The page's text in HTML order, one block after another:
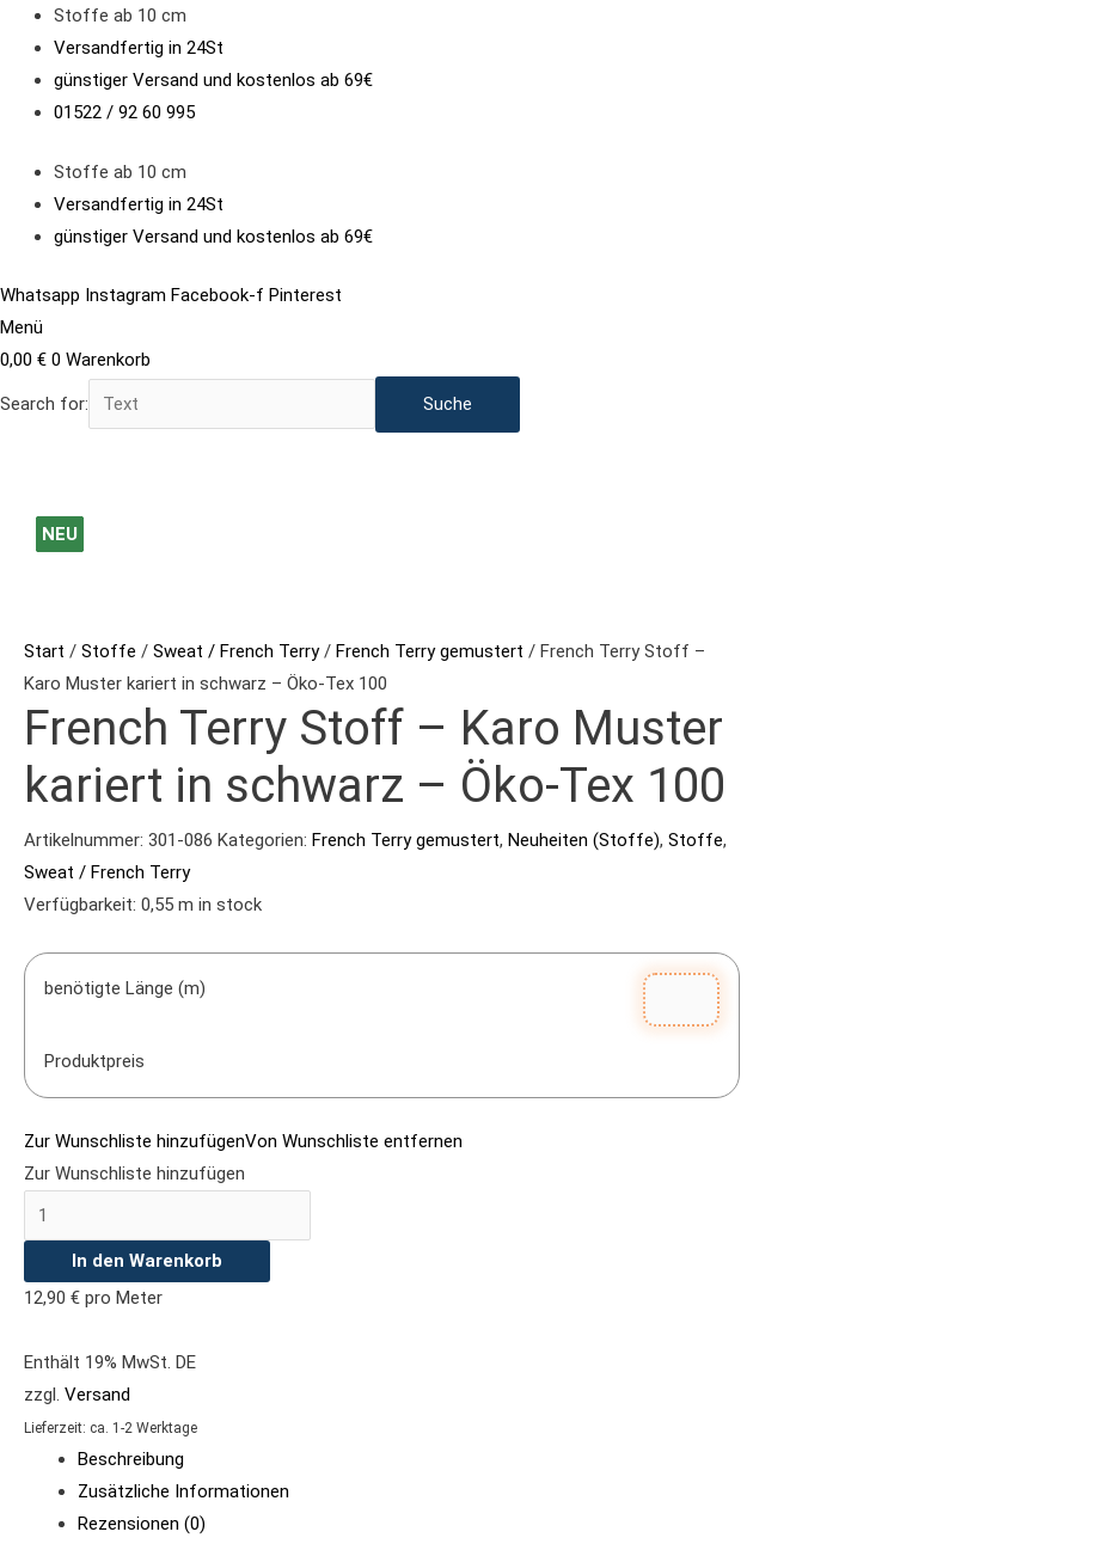
Inhalt
springen
Stoffe ab 10 cm
Versandfertig in 24St
günstiger Versand und kostenlos ab 69€
01522 / 92 60 995
Stoffe ab 10 cm
Versandfertig in 24St
günstiger Versand und kostenlos ab 69€
Whatsapp Instagram Facebook-f Pinterest
Menü
0,00 € 0 Warenkorb
Search for:
NEU
Start / Stoffe / Sweat / French Terry/ French Terry gemustert / French Terry Stoff –
Karo Muster kariert in schwarz – Öko-Tex 100
French Terry Stoff – Karo Muster
kariert in schwarz – Öko-Tex 100
Artikelnummer: 301-086 Kategorien: French Terry gemustert, Neuheiten (Stoffe), Stoffe,
Sweat / French Terry
Verfügbarkeit: 0,55 m in stock
benötigte Länge (m)
Produktpreis
Zur Wunschliste hinzufügenVon Wunschliste entfernen
Zur Wunschliste hinzufügen
French
Terry
Karo
Muster
kariert
in
schwarz
-
Öko-
Tex
100
In den Warenkorb
12,90 € pro Meter
Enthält 19% MwSt. DE
zzgl. Versand
Lieferzeit: ca. 1-2 Werktage
Beschreibung
Zusätzliche Informationen
Rezensionen (0)
NEU
NEU
NEU
NEU
NEU
NEU